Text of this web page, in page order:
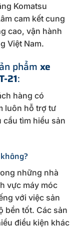
Komatsu
cam kết cung
cao, vận hành
Việt Nam.
phẩm xe
21:
hàng có
luôn hỗ trợ tư
tìm hiểu sản
những nhà
vực máy móc
với việc sản
bền tốt. Các sản
điều kiện khác